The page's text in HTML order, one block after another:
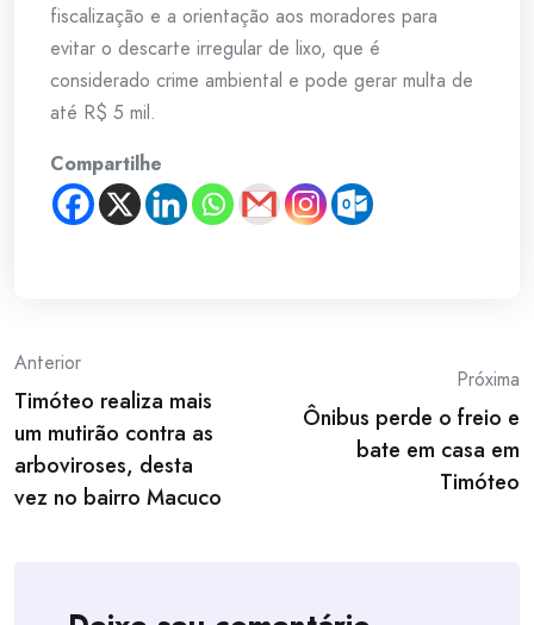
fiscalização e a orientação aos moradores para
evitar o descarte irregular de lixo, que é
considerado crime ambiental e pode gerar multa de
até R$ 5 mil.
Compartilhe
Post
navigation
Anterior
Timóteo realiza mais
um mutirão contra as
arboviroses, desta
vez no bairro Macuco
Próxima
Ônibus perde o freio e
bate em casa em
Timóteo